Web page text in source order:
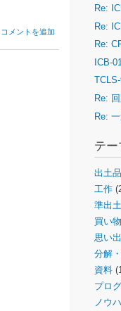
コメントを追加
Re:
Re:
Re:
ICB-
Re:
Re:
テー
出土品
工作
準出
買い物
思い
分解
資料
プロ
ノウ